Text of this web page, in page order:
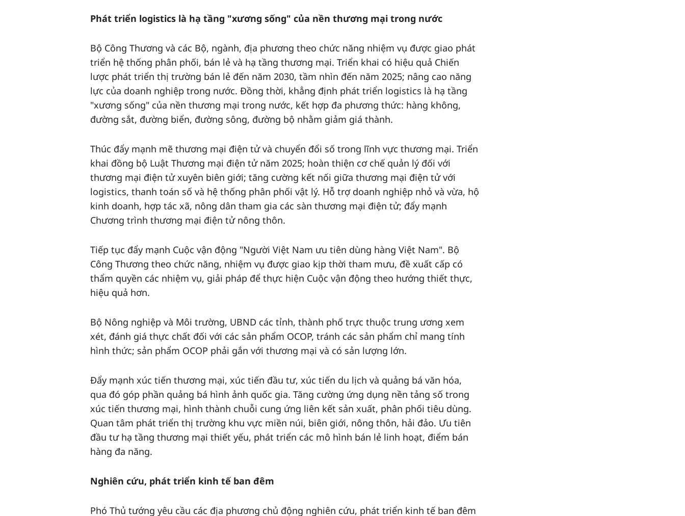
Phát triển logistics là hạ tầng "xương sống" của nền thương mại trong nước
Bộ Công Thương và các Bộ, ngành, địa phương theo chức năng nhiệm vụ được giao phát
triển hệ thống phân phối, bán lẻ và hạ tầng thương mại. Triển khai có hiệu quả Chiến
lược phát triển thị trường bán lẻ đến năm 2030, tầm nhìn đến năm 2025; nâng cao năng
lực của doanh nghiệp trong nước. Đồng thời, khẳng định phát triển logistics là hạ tầng
"xương sống" của nền thương mại trong nước, kết hợp đa phương thức: hàng không,
đường sắt, đường biển, đường sông, đường bộ nhằm giảm giá thành.
Thúc đẩy mạnh mẽ thương mại điện tử và chuyển đổi số trong lĩnh vực thương mại. Triển
khai đồng bộ Luật Thương mại điện tử năm 2025; hoàn thiện cơ chế quản lý đối với
thương mại điện tử xuyên biên giới; tăng cường kết nối giữa thương mại điện tử với
logistics, thanh toán số và hệ thống phân phối vật lý. Hỗ trợ doanh nghiệp nhỏ và vừa, hộ
kinh doanh, hợp tác xã, nông dân tham gia các sàn thương mại điện tử; đẩy mạnh
Chương trình thương mại điện tử nông thôn.
Tiếp tục đẩy mạnh Cuộc vận động "Người Việt Nam ưu tiên dùng hàng Việt Nam". Bộ
Công Thương theo chức năng, nhiệm vụ được giao kịp thời tham mưu, đề xuất cấp có
thẩm quyền các nhiệm vụ, giải pháp để thực hiện Cuộc vận động theo hướng thiết thực,
hiệu quả hơn.
Bộ Nông nghiệp và Môi trường, UBND các tỉnh, thành phố trực thuộc trung ương xem
xét, đánh giá thực chất đối với các sản phẩm OCOP, tránh các sản phẩm chỉ mang tính
hình thức; sản phẩm OCOP phải gắn với thương mại và có sản lượng lớn.
Đẩy mạnh xúc tiến thương mại, xúc tiến đầu tư, xúc tiến du lịch và quảng bá văn hóa,
qua đó góp phần quảng bá hình ảnh quốc gia. Tăng cường ứng dụng nền tảng số trong
xúc tiến thương mại, hình thành chuỗi cung ứng liên kết sản xuất, phân phối tiêu dùng.
Quan tâm phát triển thị trường khu vực miền núi, biên giới, nông thôn, hải đảo. Ưu tiên
đầu tư hạ tầng thương mại thiết yếu, phát triển các mô hình bán lẻ linh hoạt, điểm bán
hàng đa năng.
Nghiên cứu, phát triển kinh tế ban đêm
Phó Thủ tướng yêu cầu các địa phương chủ động nghiên cứu, phát triển kinh tế ban đêm